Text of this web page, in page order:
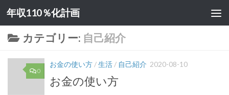
コンテンツへスキップ
年収110％化計画
カテゴリー: 自己紹介
0
お金の使い方 /生活 / 自己紹介 2020-08-10
お金の使い方